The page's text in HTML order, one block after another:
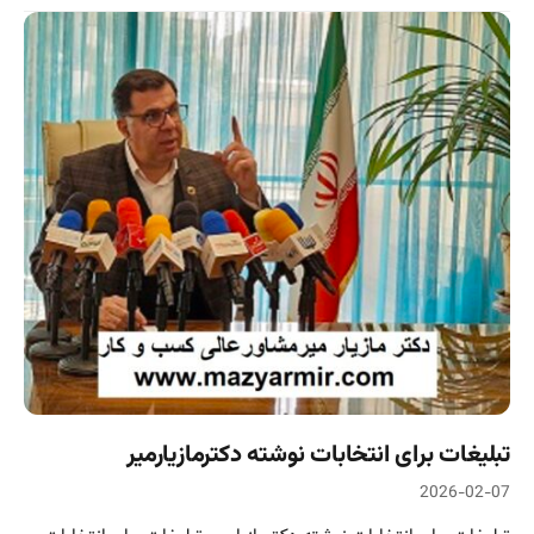
تبلیغات برای انتخابات نوشته دکترمازیارمیر
2026-02-07